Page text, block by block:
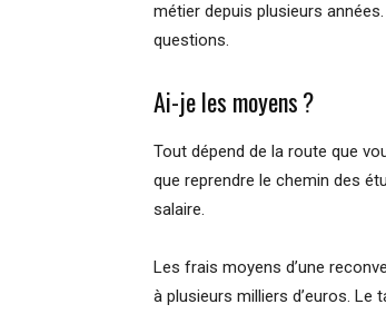
métier depuis plusieurs
questions.
Ai-je les moyens ?
Tout dépend de la route que
que reprendre le chemin des
salaire.
Les frais moyens d’une
à plusieurs milliers d’euros.